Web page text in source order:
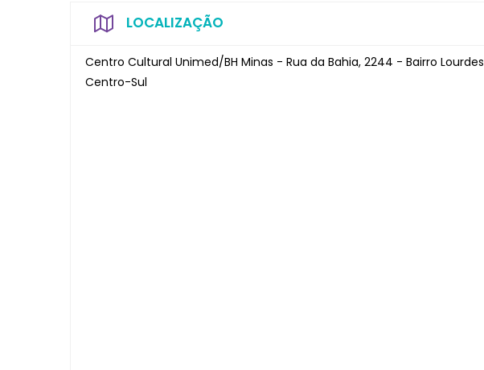
LOCALIZAÇÃO
Centro Cultural Unimed/BH Minas - Rua da Bahia, 2244 - Bairro Lourdes
Centro-Sul